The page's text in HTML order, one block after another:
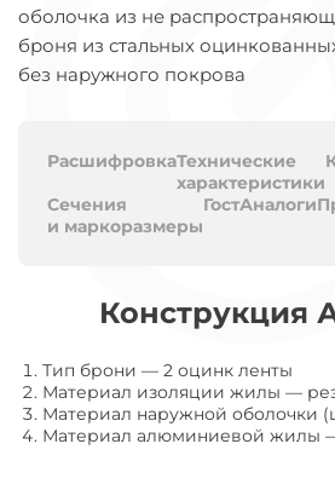
оболочка из не
броня из стальных
без наружного покрова
РасшифровкаТехнические
характеристики
Сечения
и маркоразмеры
ГостАналоги
Конструкция
Тип брони — 2 оцинк ленты
Материал изоляции жилы —
Материал наружной оболочки
Материал алюминиевой жилы